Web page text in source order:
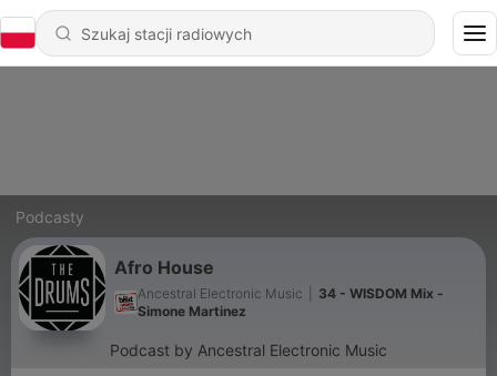
Podcasty
Afro House
Ancestral Electronic Music
34 - WISDOM Mix -
Simone Martinez
Podcast by Ancestral Electronic Music